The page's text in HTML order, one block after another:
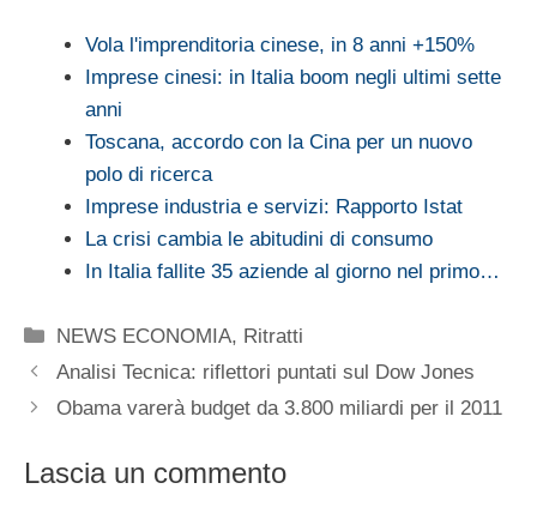
Vola l'imprenditoria cinese, in 8 anni +150%
Imprese cinesi: in Italia boom negli ultimi sette
anni
Toscana, accordo con la Cina per un nuovo
polo di ricerca
Imprese industria e servizi: Rapporto Istat
La crisi cambia le abitudini di consumo
In Italia fallite 35 aziende al giorno nel primo…
Categorie
NEWS ECONOMIA, Ritratti
Analisi Tecnica: riflettori puntati sul Dow Jones
Obama varerà budget da 3.800 miliardi per il 2011
Lascia un commento